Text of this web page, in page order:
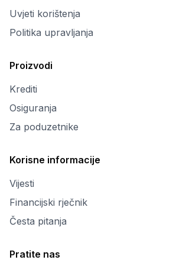
Uvjeti korištenja
Politika upravljanja
Proizvodi
Krediti
Osiguranja
Za poduzetnike
Korisne informacije
Vijesti
Financijski rječnik
Česta pitanja
Pratite nas